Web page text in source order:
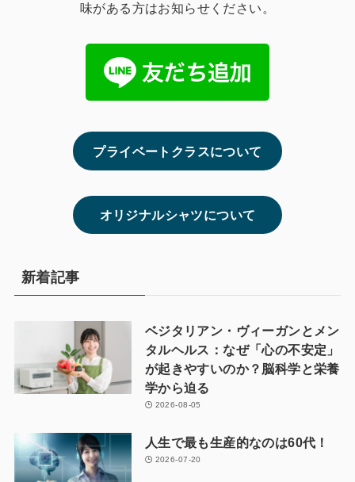
味がある方はお知らせください。
プライベートクラスについて
オリジナルシャツについて
新着記事
ベジタリアン・ヴィーガンとメン
タルヘルス：なぜ「心の不安定」
が起きやすいのか？脳科学と栄養
学から迫る
2026-08-05
人生で最も生産的なのは60代！
2026-07-20